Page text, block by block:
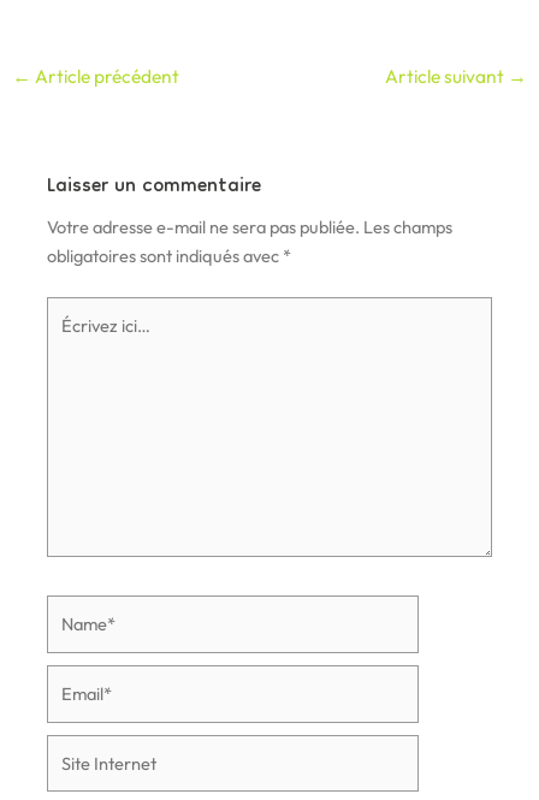
← Article précédent Article suivant →
Laisser un commentaire
Votre adresse e-mail ne sera pas publiée. Les champs
obligatoires sont indiqués avec *
Écrivez
ici…
Internet